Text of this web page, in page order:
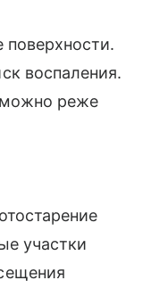
поверхности.
воспаления.
можно реже
участки